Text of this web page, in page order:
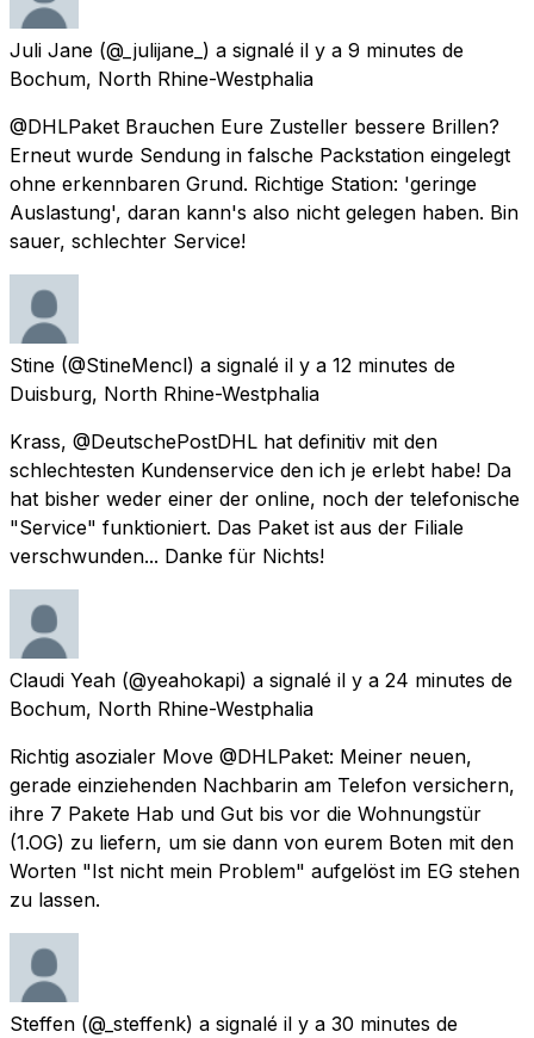
Juli Jane (@_julijane_) a signalé il y a 9 minutes de
Bochum, North Rhine-Westphalia
@DHLPaket Brauchen Eure Zusteller bessere Brillen?
Erneut wurde Sendung in falsche Packstation eingelegt
ohne erkennbaren Grund. Richtige Station: 'geringe
Auslastung', daran kann's also nicht gelegen haben. Bin
sauer, schlechter Service!
Stine (@StineMencl) a signalé il y a 12 minutes de
Duisburg, North Rhine-Westphalia
Krass, @DeutschePostDHL hat definitiv mit den
schlechtesten Kundenservice den ich je erlebt habe! Da
hat bisher weder einer der online, noch der telefonische
"Service" funktioniert. Das Paket ist aus der Filiale
verschwunden... Danke für Nichts!
Claudi Yeah (@yeahokapi) a signalé il y a 24 minutes de
Bochum, North Rhine-Westphalia
Richtig asozialer Move @DHLPaket: Meiner neuen,
gerade einziehenden Nachbarin am Telefon versichern,
ihre 7 Pakete Hab und Gut bis vor die Wohnungstür
(1.OG) zu liefern, um sie dann von eurem Boten mit den
Worten "Ist nicht mein Problem" aufgelöst im EG stehen
zu lassen.
Steffen (@_steffenk) a signalé il y a 30 minutes de